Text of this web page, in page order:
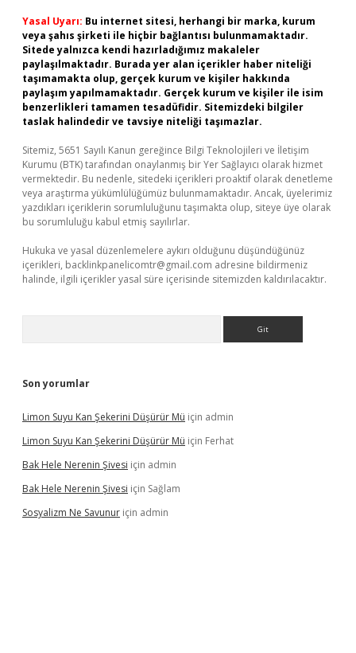
Yasal Uyarı: Bu internet sitesi, herhangi bir marka, kurum
veya şahıs şirketi ile hiçbir bağlantısı bulunmamaktadır.
Sitede yalnızca kendi hazırladığımız makaleler
paylaşılmaktadır. Burada yer alan içerikler haber niteliği
taşımamakta olup, gerçek kurum ve kişiler hakkında
paylaşım yapılmamaktadır. Gerçek kurum ve kişiler ile isim
benzerlikleri tamamen tesadüfidir. Sitemizdeki bilgiler
taslak halindedir ve tavsiye niteliği taşımazlar.
Sitemiz, 5651 Sayılı Kanun gereğince Bilgi Teknolojileri ve İletişim
Kurumu (BTK) tarafından onaylanmış bir Yer Sağlayıcı olarak hizmet
vermektedir. Bu nedenle, sitedeki içerikleri proaktif olarak denetleme
veya araştırma yükümlülüğümüz bulunmamaktadır. Ancak, üyelerimiz
yazdıkları içeriklerin sorumluluğunu taşımakta olup, siteye üye olarak
bu sorumluluğu kabul etmiş sayılırlar.
Hukuka ve yasal düzenlemelere aykırı olduğunu düşündüğünüz
içerikleri, backlinkpanelicomtr@gmail.com adresine bildirmeniz
halinde, ilgili içerikler yasal süre içerisinde sitemizden kaldırılacaktır.
Son yorumlar
Limon Suyu Kan Şekerini Düşürür Mü için admin
Limon Suyu Kan Şekerini Düşürür Mü için Ferhat
Bak Hele Nerenin Şivesi için admin
Bak Hele Nerenin Şivesi için Sağlam
Sosyalizm Ne Savunur için admin